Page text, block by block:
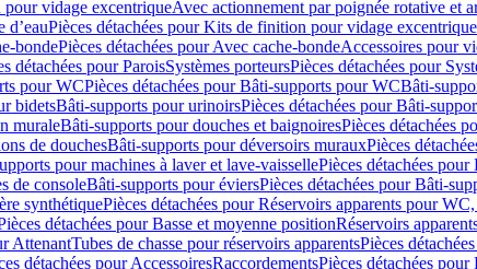
vidage excentriqueAvec actionnement par poignée rotative et
d’eauPièces détachées pour Kits de finition pour vidage excentrique
bondePièces détachées pour Avec cache-bondeAccessoires pour
détachées pour ParoisSystèmes porteursPièces détachées pour
pour WCPièces détachées pour Bâti-supports pour WCBâti-
bidetsBâti-supports pour urinoirsPièces détachées pour Bâti-
muraleBâti-supports pour douches et baignoiresPièces détachées
de douchesBâti-supports pour déversoirs murauxPièces
pour machines à laver et lave-vaissellePièces détachées
de consoleBâti-supports pour éviersPièces détachées pour Bâti-
synthétiquePièces détachées pour Réservoirs apparents pour
détachées pour Basse et moyenne positionRéservoirs
AttenantTubes de chasse pour réservoirs apparentsPièces
détachées pour AccessoiresRaccordementsPièces détachées pour